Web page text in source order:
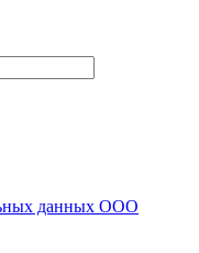
данных ООО